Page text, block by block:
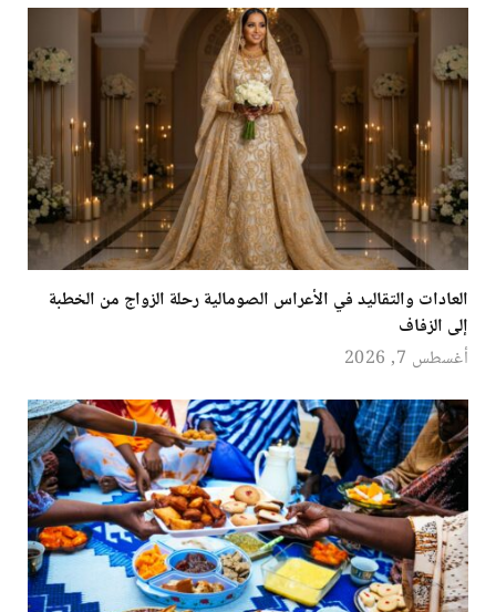
العادات والتقاليد في الأعراس الصومالية رحلة الزواج من الخطبة
إلى الزفاف
أغسطس 7, 2026